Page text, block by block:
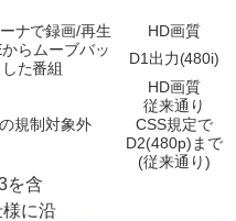
ナで録画/再生
HD画質
らムーブバッ
た番組
D1出力(480i)
規制対象外
HD画質
従来通り
CSS規定で
D2(480p)まで
(従来通り)
を含
に沿